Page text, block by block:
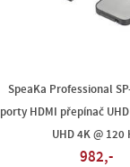
SpeaKa Professional
porty HDMI přepínač
UHD 4K @ 120
982,-